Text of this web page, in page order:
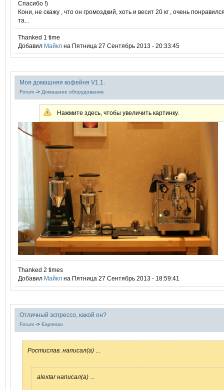
Спасибо !)
Кони, не скажу , что он громоздкий, хоть и весит 20 кг , очень
та...
Thanked 1 time
Добавил Mайкл на Пятница 27 Сентябрь 2013 - 20:33:45
Моя домашняя кофейня V1.1.
Forum -> Домашнее оборудование
Нажмите здесь, чтобы увеличить картинку.
Thanked 2 times
Добавил Mайкл на Пятница 27 Сентябрь 2013 - 18:59:41
Отличный эспрессо, какой он?
Forum -> Espresso
Ростислав. написал(а)
alextar написал(а)